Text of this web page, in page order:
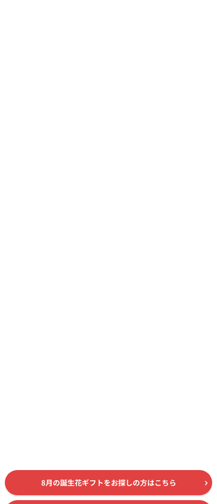
8月の誕生花ギフトをお探しの方はこちら